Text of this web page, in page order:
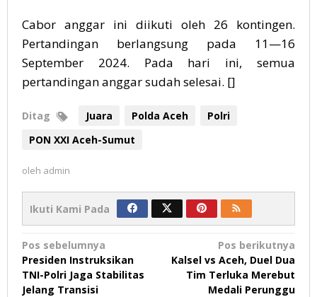
Cabor anggar ini diikuti oleh 26 kontingen.
Pertandingan berlangsung pada 11—16
September 2024. Pada hari ini, semua
pertandingan anggar sudah selesai. []
Ditag Juara Polda Aceh
Polri
PON XXI Aceh-Sumut
oleh admin
Ikuti Kami Pada
Navigasi
pos
Pos sebelumnya
Presiden Instruksikan
TNI-Polri Jaga Stabilitas
Jelang Transisi
Pos berikutnya
Kalsel vs Aceh, Duel Dua
Tim Terluka Merebut
Medali Perunggu